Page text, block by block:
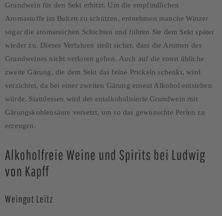
Grundwein für den Sekt erhitzt. Um die empfindlichen
Aromastoffe im Bukett zu schützen, entnehmen manche Winzer
sogar die aromareichen Schichten und führen Sie dem Sekt später
wieder zu. Dieses Verfahren stellt sicher, dass die Aromen des
Grundweines nicht verloren gehen. Auch auf die sonst übliche
zweite Gärung, die dem Sekt das feine Prickeln schenkt, wird
verzichtet, da bei einer zweiten Gärung erneut Alkohol entstehen
würde. Stattdessen wird der entalkoholisierte Grundwein mit
Gärungskohlensäure versetzt, um so das gewünschte Perlen zu
erzeugen.
Alkoholfreie Weine und Spirits bei Ludwig
von Kapff
Weingut Leitz